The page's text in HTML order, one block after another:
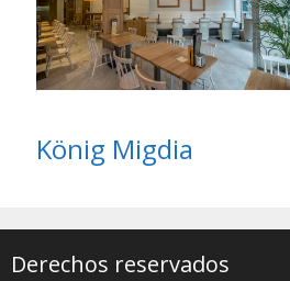
König Migdia
Derechos reservados